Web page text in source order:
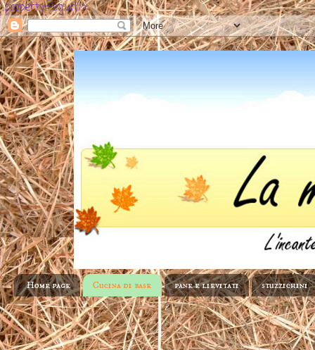
property='og:url'/>
Home page Cucina di base pane e lievitati stuzzichini